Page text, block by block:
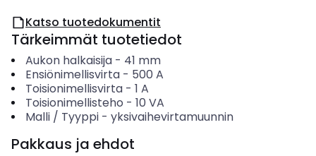
Katso tuotedokumentit
Tärkeimmät tuotetiedot
Aukon halkaisija- 41 mm
Ensiönimellisvirta- 500 A
Toisionimellisvirta- 1 A
Toisionimellisteho - 10 VA
Malli / Tyyppi- yksivaihevirtamuunnin
Pakkaus ja ehdot